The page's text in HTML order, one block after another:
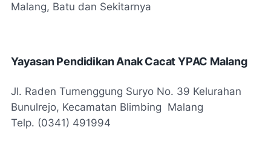
Malang, Batu dan Sekitarnya
Yayasan Pendidikan Anak Cacat YPAC Malang
Jl. Raden Tumenggung Suryo No. 39 Kelurahan
Bunulrejo, Kecamatan Blimbing Malang
Telp. (0341) 491994